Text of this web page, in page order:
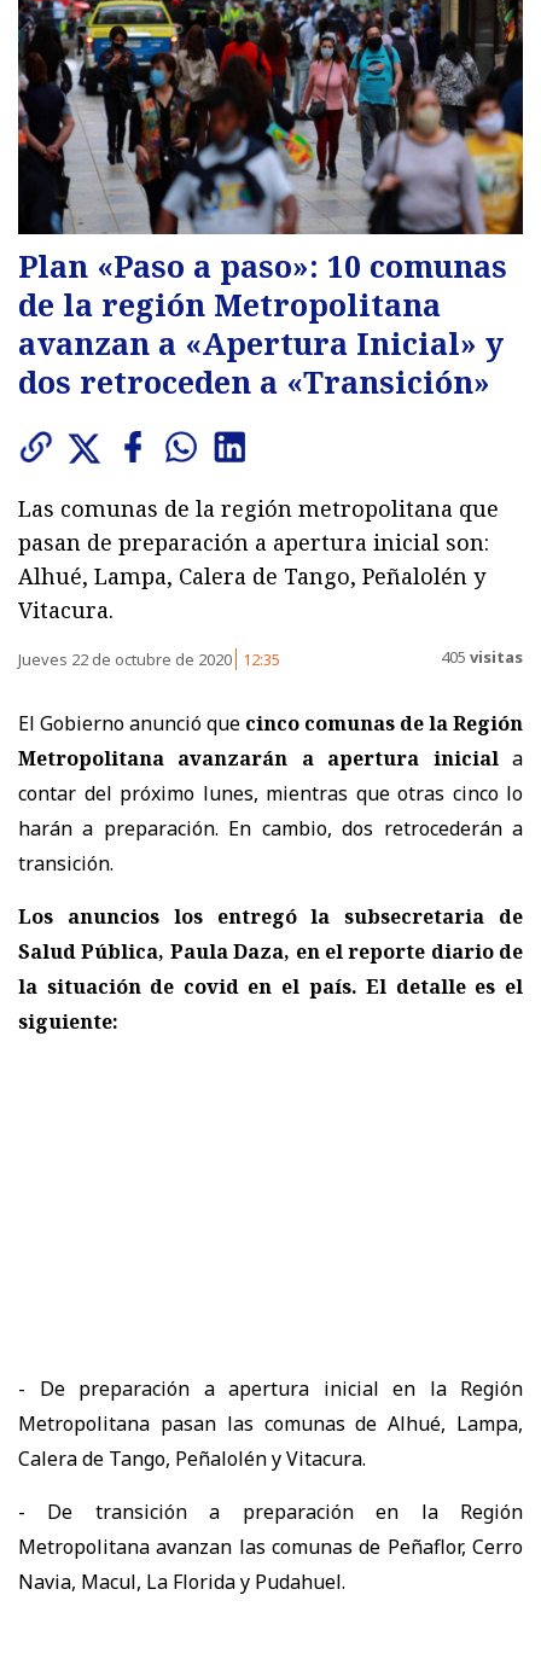
Plan «Paso a paso»: 10 comunas
de la región Metropolitana
avanzan a «Apertura Inicial» y
dos retroceden a «Transición»
Las comunas de la región metropolitana que
pasan de preparación a apertura inicial son:
Alhué, Lampa, Calera de Tango, Peñalolén y
Vitacura.
Jueves 22 de octubre de 2020 12:35 405 visitas
El Gobierno anunció que cinco comunas de la Región
Metropolitana avanzarán a apertura iniciala
contar del próximo lunes, mientras que otras cinco lo
harán a preparación. En cambio, dos retrocederán a
transición.
Los anuncios los entregó la subsecretaria de
Salud Pública, Paula Daza, en el reporte diario de
la situación de covid en el país. El detalle es el
siguiente:
- De preparación a apertura inicial en la Región
Metropolitana pasan las comunas de Alhué, Lampa,
Calera de Tango, Peñalolén y Vitacura.
- De transición a preparación en la Región
Metropolitana avanzan las comunas de Peñaflor, Cerro
Navia, Macul, La Florida y Pudahuel.